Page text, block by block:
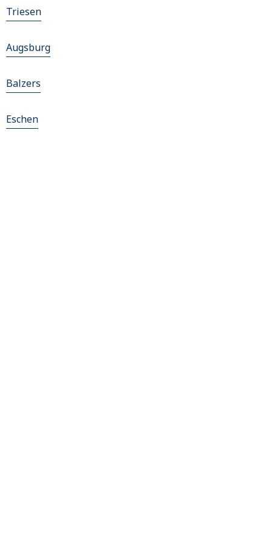
Triesen
Augsburg
Balzers
Eschen